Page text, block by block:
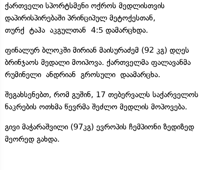
ქართველი სპორტსმენი ოქროს მედლისთვის
დაპირისპირებაში პრინციპულ მეტოქესთან,
თურქ ტაჰა აკგულთან 4:5 დამარცხდა.
ფინალურ ბლოკში მირიან მაისურაძემ (92 კგ) დღეს
ბრინჯაოს მედალი მოიპოვა. ქართველმა ფალავანმა
რუმინელი ანდრიან გროსული დაამარცხა.
შეგახსენებთ, რომ გუშინ, 17 თებერვალს საქარველოს
ნაკრების ოთხმა წევრმა შეძლო მედლის მოპოვება.
გივი მაჭარაშვილი (97კგ) ევროპის ჩემპიონი ზედიზედ
მეორედ გახდა.